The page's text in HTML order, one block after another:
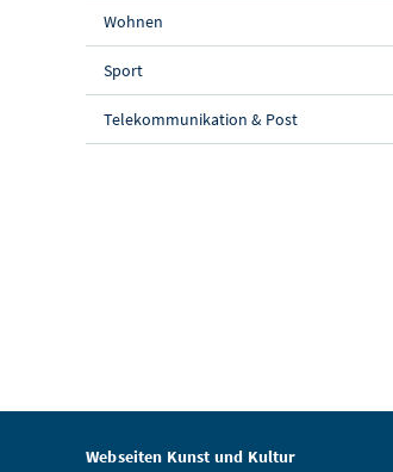
Wohnen
Sport
Telekommunikation & Post
Webseiten Kunst und Kultur